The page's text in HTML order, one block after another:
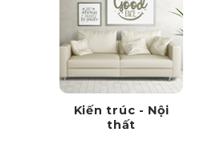
Kiến trúc - Nội
thất